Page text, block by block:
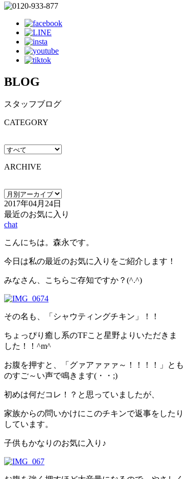
BLOG
スタッフブログ
CATEGORY
ARCHIVE
2017年04月24日
最近のお気に入り
chat
こんにちは。森永です。
今日は私の最近のお気に入りをご紹介します！
みなさん、こちらご存知ですか？(^.^)
その名も、「シャウティングチキン」！！
ちょっぴり癒し系のTFこと星野よりいただきま
した！！^m^
お腹を押すと、「グァアァァァ～！！！！」とも
のすご～い声で鳴きます(・・;)
初めは何だコレ！？と思っていましたが、
家族からの問いかけにこのチキンで返事をしたり
しています。
子供もかなりのお気に入り♪